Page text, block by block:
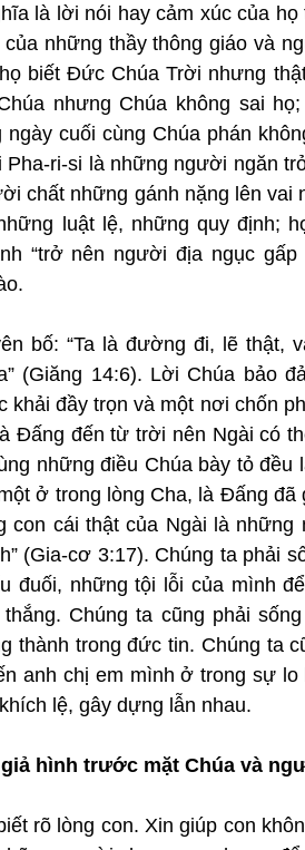
là lời nói hay cảm xúc của
những thầy thông giáo và
biết Đức Chúa Trời nhưng
nhưng Chúa không sai
cuối cùng Chúa phán
Pha-ri-si là những người ngăn
chất những gánh nặng lên
luật lệ, những quy định;
“trở nên người địa ngục
bố: “Ta là đường đi, lẽ thật,
(Giăng 14:6). Lời Chúa bảo
khải đầy trọn và một nơi chốn
Đấng đến từ trời nên Ngài có
những điều Chúa bày tỏ đều
ở trong lòng Cha, là Đấng đã
con cái thật của Ngài là
(Gia-cơ 3:17). Chúng ta phải
đuối, những tội lỗi của mình
Chúng ta cũng phải
thành trong đức tin. Chúng ta
anh chị em mình ở trong sự
lệ, gây dựng lẫn nhau.
hình trước mặt Chúa và
rõ lòng con. Xin giúp con